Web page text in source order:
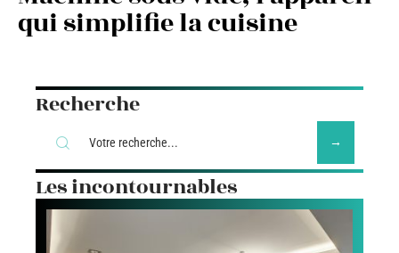
qui simplifie la cuisine
Recherche
Les incontournables